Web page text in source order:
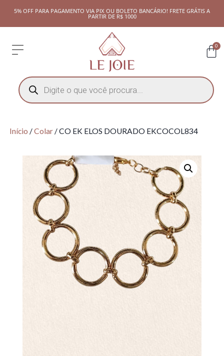
5% OFF PARA PAGAMENTO VIA PIX OU BOLETO BANCÁRIO! FRETE GRÁTIS A
PARTIR DE R$ 1000
0
Início /Colar/ CO EK ELOS DOURADO EKCOCOL834